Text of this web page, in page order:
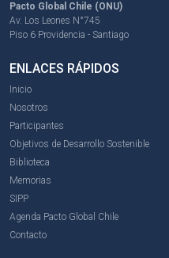
Pacto Global Chile (ONU)
Av. Los Leones N°745
Piso 6 Providencia - Santiago
ENLACES RÁPIDOS
Inicio
Nosotros
Participantes
Objetivos de Desarrollo Sostenible
Biblioteca
Memorias
SIPP
Agenda Pacto Global Chile
Contacto